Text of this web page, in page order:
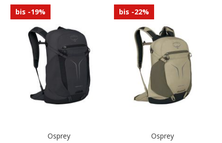
bis -19%
Osprey
bis -22%
Osprey